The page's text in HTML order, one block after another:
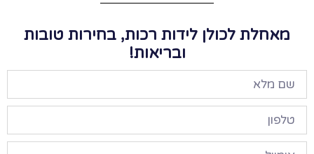
מאחלת לכולן לידות רכות, בחירות טובות
ובריאות!